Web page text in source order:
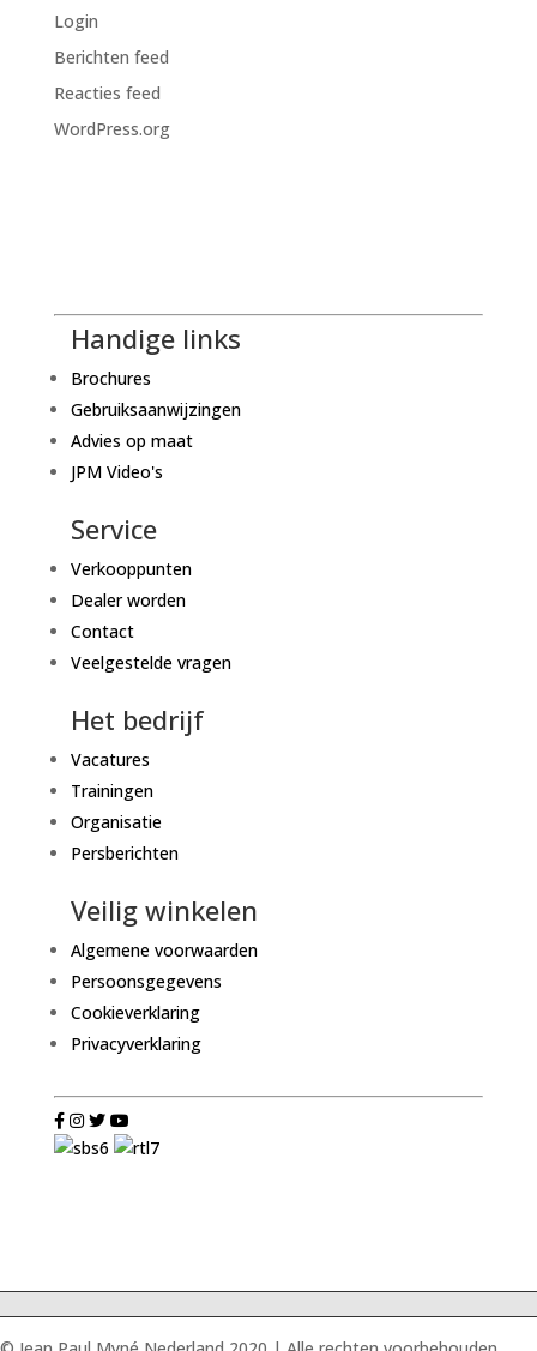
Login
Berichten feed
Reacties feed
WordPress.org
Handige links
Brochures
Gebruiksaanwijzingen
Advies op maat
JPM Video's
Service
Verkooppunten
Dealer worden
Contact
Veelgestelde vragen
Het bedrijf
Vacatures
Trainingen
Organisatie
Persberichten
Veilig winkelen
Algemene voorwaarden
Persoonsgegevens
Cookieverklaring
Privacyverklaring